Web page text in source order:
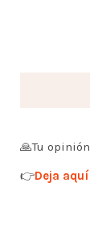
🙏Tu
👉Deja aquí